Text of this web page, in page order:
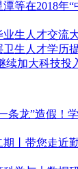
等在2018年
业生人才交流
卫生人才学历
续加大科技投
条龙”造假！
期丨带您走近